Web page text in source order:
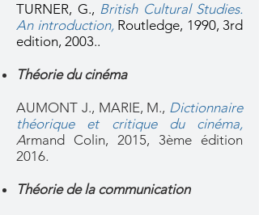
TURNER, G., British Cultural Studies.
An introduction,Routledge, 1990, 3rd
edition, 2003..
Théorie du cinéma
AUMONT J., MARIE, M., Dictionnaire
théorique et critique du cinéma,
Armand Colin, 2015, 3ème édition
2016.
Théorie de la communication